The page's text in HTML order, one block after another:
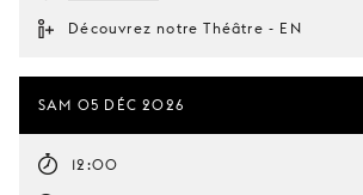
Découvrez notre Théâtre - EN
SAM 05 DÉC 2026
12:00